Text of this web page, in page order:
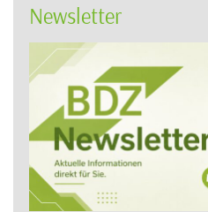
Newsletter